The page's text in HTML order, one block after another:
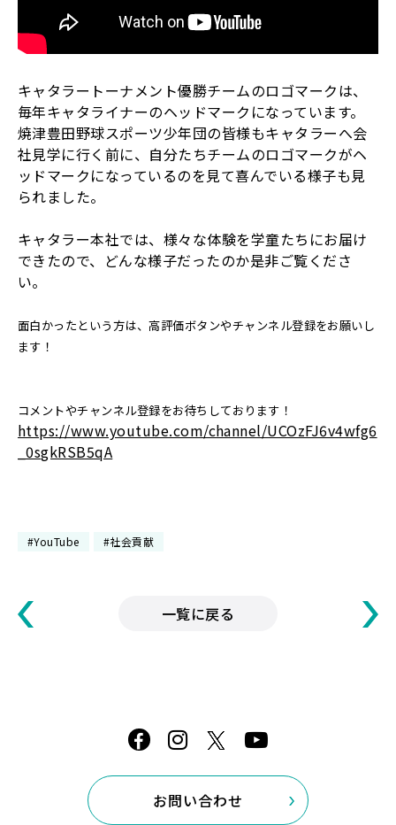
キャタラートーナメント優勝チームのロゴマークは、
毎年キャタライナーのヘッドマークになっています。
焼津豊田野球スポーツ少年団の皆様もキャタラーへ会
社見学に行く前に、自分たちチームのロゴマークがヘ
ッドマークになっているのを見て喜んでいる様子も見
られました。
キャタラー本社では、様々な体験を学童たちにお届け
できたので、どんな様子だったのか是非ご覧くださ
い。
面白かったという方は、高評価ボタンやチャンネル登録をお願いし
ます！
コメントやチャンネル登録をお待ちしております！
https://www.youtube.com/channel/UCOzFJ6v4wfg6
_0sgkRSB5qA
#YouTube #社会貢献
一覧に戻る
お問い合わせ